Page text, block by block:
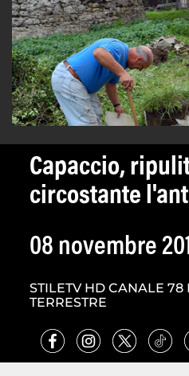
Capaccio,
circostante
08 novembre
STILETV HD CANALE 78
TERRESTRE